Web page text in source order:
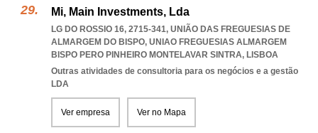
Mi, Main Investments, Lda
LG DO ROSSIO 16, 2715-341, UNIÃO DAS FREGUESIAS DE
ALMARGEM DO BISPO, UNIAO FREGUESIAS ALMARGEM
BISPO PERO PINHEIRO MONTELAVAR SINTRA, LISBOA
Outras atividades de consultoria para os negócios e a gestão
LDA
Ver empresa Ver no Mapa